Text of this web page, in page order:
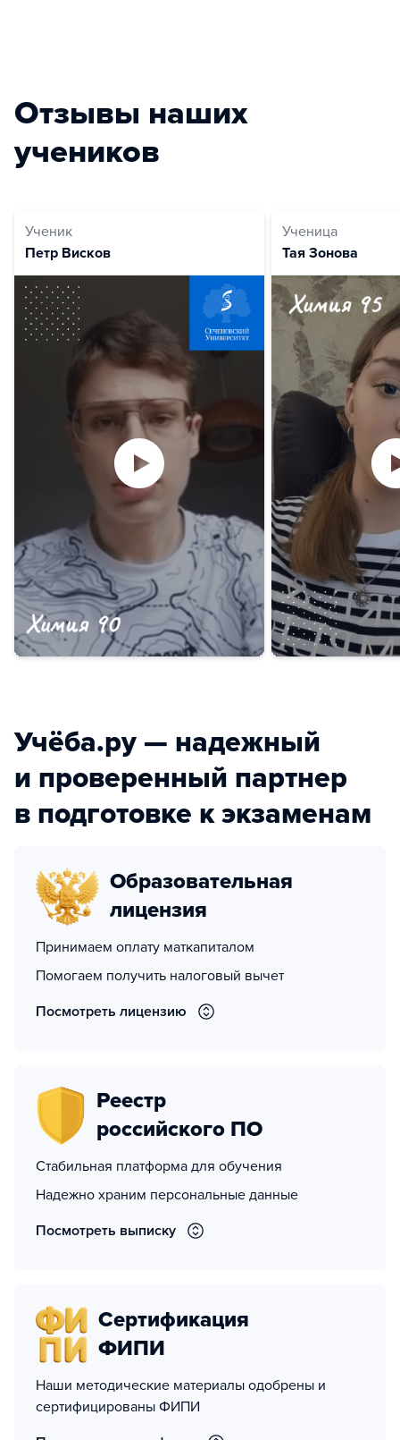
Отзывы наших
учеников
Ученик
Петр Висков
Ученица
Тая Зонова
Учёба.ру — надежный
и проверенный партнер
в подготовке к экзаменам
Образовательная
лицензия
Принимаем оплату маткапиталом
Помогаем получить налоговый вычет
Посмотреть лицензию
Реестр
российского ПО
Стабильная платформа для обучения
Надежно храним персональные данные
Посмотреть выписку
Сертификация
ФИПИ
Наши методические материалы одобрены и
сертифицированы ФИПИ